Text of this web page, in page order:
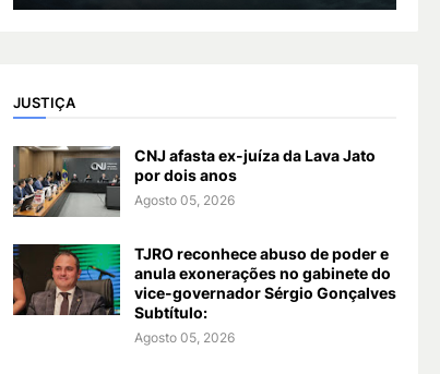
JUSTIÇA
CNJ afasta ex-juíza da Lava Jato
por dois anos
Agosto 05, 2026
TJRO reconhece abuso de poder e
anula exonerações no gabinete do
vice-governador Sérgio Gonçalves
Subtítulo:
Agosto 05, 2026